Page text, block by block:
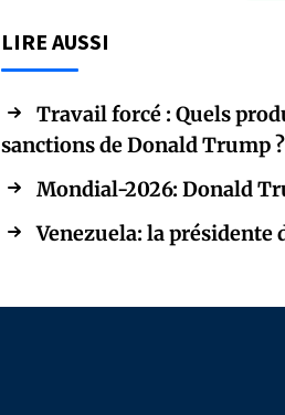
LIRE AUSSI
Travail forcé : Quels
sanctions de Donald Trump ?
Mondial-2026: Donald
Venezuela: la présidente